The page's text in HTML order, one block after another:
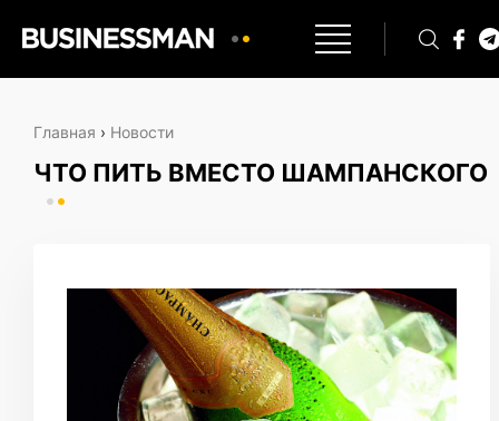
Главная › Новости
ЧТО ПИТЬ ВМЕСТО ШАМПАНСКОГО